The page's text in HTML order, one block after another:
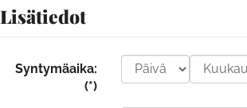
Lisätiedot
Syntymäaika:
(*)